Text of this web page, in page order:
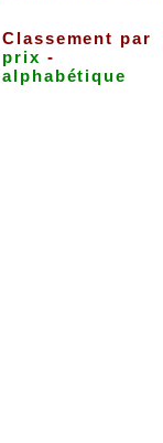
Classement par
prix -
alphabétique